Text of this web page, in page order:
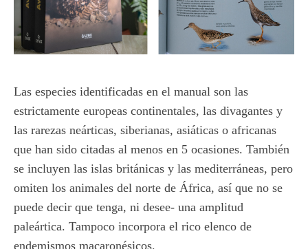
Las especies identificadas en el manual son las
estrictamente europeas continentales, las divagantes y
las rarezas neárticas, siberianas, asiáticas o africanas
que han sido citadas al menos en 5 ocasiones. También
se incluyen las islas británicas y las mediterráneas, pero
omiten los animales del norte de África, así que no se
puede decir que tenga, ni desee- una amplitud
paleártica. Tampoco incorpora el rico elenco de
endemismos macaronésicos.